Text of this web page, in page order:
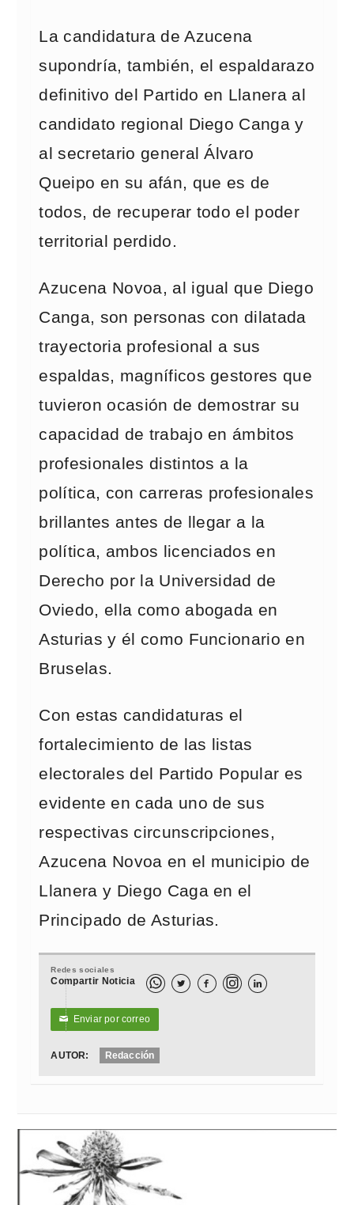
La candidatura de Azucena
supondría, también, el espaldarazo
definitivo del Partido en Llanera al
candidato regional Diego Canga y
al secretario general Álvaro
Queipo en su afán, que es de
todos, de recuperar todo el poder
territorial perdido.
Azucena Novoa, al igual que Diego
Canga, son personas con dilatada
trayectoria profesional a sus
espaldas, magníficos gestores que
tuvieron ocasión de demostrar su
capacidad de trabajo en ámbitos
profesionales distintos a la
política, con carreras profesionales
brillantes antes de llegar a la
política, ambos licenciados en
Derecho por la Universidad de
Oviedo, ella como abogada en
Asturias y él como Funcionario en
Bruselas.
Con estas candidaturas el
fortalecimiento de las listas
electorales del Partido Popular es
evidente en cada uno de sus
respectivas circunscripciones,
Azucena Novoa en el municipio de
Llanera y Diego Caga en el
Principado de Asturias.
Redes sociales
Compartir Noticia   
✉ Enviar por correo
AUTOR: Redacción